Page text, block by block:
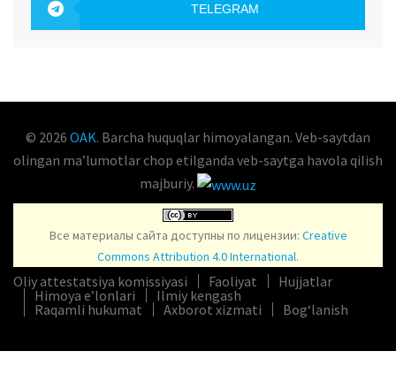
TELEGRAM
© 2026 OAK. Barcha huquqlar himoyalangan. Veb-saytdan
olingan maʼlumotlar chop etilganda veb-saytga havola qilish
majburiy.
Все материалы сайта доступны по лицензии: Creative
Commons Attribution 4.0 International.
Oliy attestatsiya komissiyasi Faoliyat
Hujjatlar
Himoya e’lonlari
Ilmiy kengash
Raqamli hukumat
Axborot xizmati Bog‘lanish